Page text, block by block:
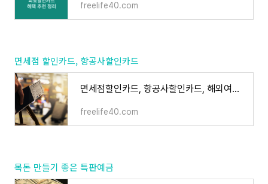
freelife40.com
면세점 할인카드, 항공사할인카드
면세점할인카드, 항공사할인카드, 해외여행올인원카드 추천 정리
freelife40.com
목돈 만들기 좋은 특판예금